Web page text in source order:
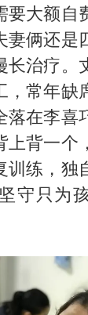
要大额自
妻俩还是
长治疗。
，常年缺
落在李喜
上背一个
训练，独
守只为